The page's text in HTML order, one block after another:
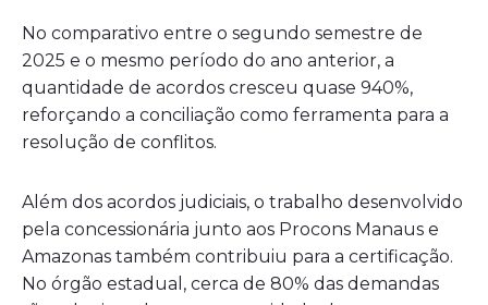
No comparativo entre o segundo semestre de
2025 e o mesmo período do ano anterior, a
quantidade de acordos cresceu quase 940%,
reforçando a conciliação como ferramenta para a
resolução de conflitos.
Além dos acordos judiciais, o trabalho desenvolvido
pela concessionária junto aos Procons Manaus e
Amazonas também contribuiu para a certificação.
No órgão estadual, cerca de 80% das demandas